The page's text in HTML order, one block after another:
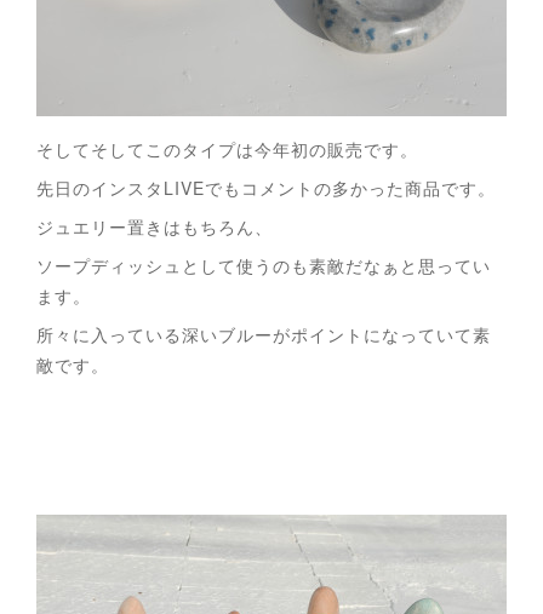
そしてそしてこのタイプは今年初の販売です。
先日のインスタLIVEでもコメントの多かった商品です。
ジュエリー置きはもちろん、
ソープディッシュとして使うのも素敵だなぁと思ってい
ます。
所々に入っている深いブルーがポイントになっていて素
敵です。